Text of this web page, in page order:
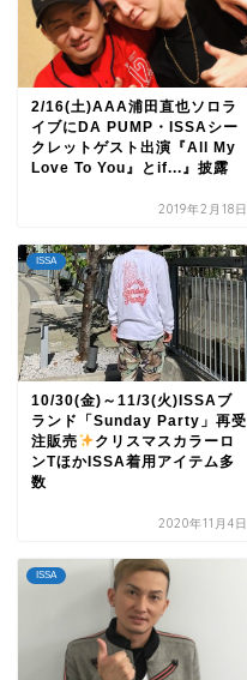
2/16(土)AAA浦田直也ソロラ
イブにDA PUMP・ISSAシー
クレットゲスト出演『All My
Love To You』とif...』披露
2019年2月18日
ISSA
10/30(金)～11/3(火)ISSAブ
ランド「Sunday Party」再受
注販売
クリスマスカラーロ
ンTほかISSA着用アイテム多
数
2020年11月4日
ISSA